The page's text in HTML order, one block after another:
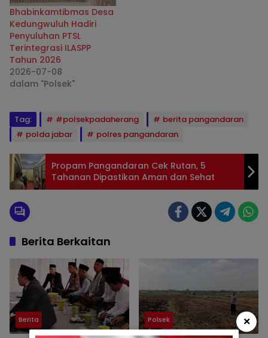
Bhabinkamtibmas Desa
Kedungwuluh Hadiri
Penyuluhan PTSL
Terintegrasi ILASPP
Tahun 2026
2026-07-08
dalam "Polsek"
Tag: #polsekpadaherang
berita pangandaran
polda jabar
polres pangandaran
Propam Pangandaran Cek Rutan, 5
Tahanan Dipastikan Aman dan Sehat
Berita Berkaitan
Berita Polsek ×